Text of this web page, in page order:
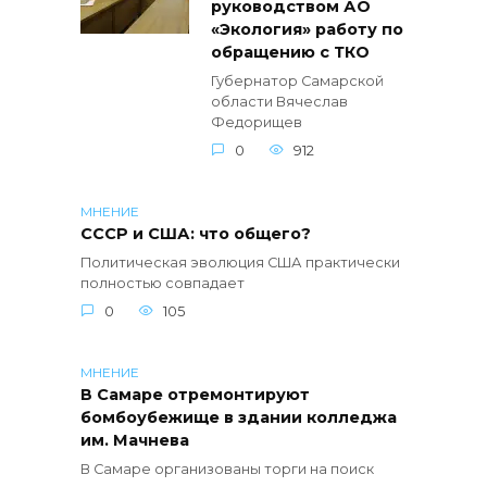
руководством АО
«Экология» работу по
обращению с ТКО
Губернатор Самарской
области Вячеслав
Федорищев
0
912
МНЕНИЕ
СССР и США: что общего?
Политическая эволюция США практически
полностью совпадает
0
105
МНЕНИЕ
В Самаре отремонтируют
бомбоубежище в здании колледжа
им. Мачнева
В Самаре организованы торги на поиск